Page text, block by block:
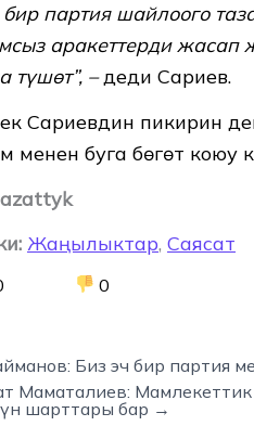
партия шайлоого
аракеттерди жасап
түшөт”, –деди Сариев.
Сариевдин пикирин
менен буга бөгөт коюу
azattyk
Жаңылыктар, Саясат
0
Биз эч бир партия
Маматалиев:
шарттары бар →